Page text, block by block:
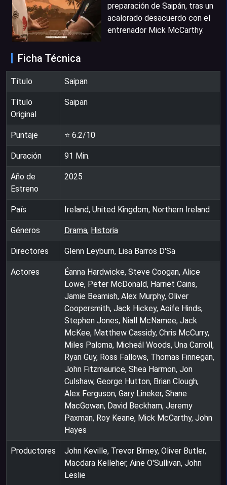
preparación de Saipán, tras un
acalorado desacuerdo con el
entrenador Mick McCarthy.
Ficha Técnica
Título Saipan
Título
Original
Saipan
Puntaje ⭐ 6.2/10
Duración 91 Min.
Año de
Estreno
2025
País Ireland, United Kingdom, Northern Ireland
Géneros Drama, Historia
Directores Glenn Leyburn, Lisa Barros D'Sa
Actores
Éanna Hardwicke, Steve Coogan, Alice
Lowe, Peter McDonald, Harriet Cains,
Jamie Beamish, Alex Murphy, Oliver
Coopersmith, Jack Hickey, Aoife Hinds,
Stephen Jones, Niall McNamee, Jack
McKee, Matthew Cassidy, Chris McCurry,
Miles Paloma, Micheál Woods, Una Carroll,
Ryan Guy, Ross Fallows, Thomas Finnegan,
John Fitzmaurice, Shea Harmon, Jon
Culshaw, George Hutton, Brian Clough,
Alex Ferguson, Gary Lineker, Shane
MacGowan, David Beckham, Jeremy
Paxman, Roy Keane, Mick McCarthy, John
Hayes
Productores
John Keville, Trevor Birney, Oliver Butler,
Macdara Kelleher, Aine O'Sullivan, John
Leslie